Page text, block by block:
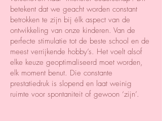
betekent dat we geacht worden constant
betrokken te zijn bij élk aspect van de
ontwikkeling van onze kinderen. Van de
perfecte stimulatie tot de beste school en de
meest verrijkende hobby’s. Het voelt alsof
elke keuze geoptimaliseerd moet worden,
elk moment benut. Die constante
prestatiedruk is slopend en laat weinig
ruimte voor spontaniteit of gewoon ‘zijn’.